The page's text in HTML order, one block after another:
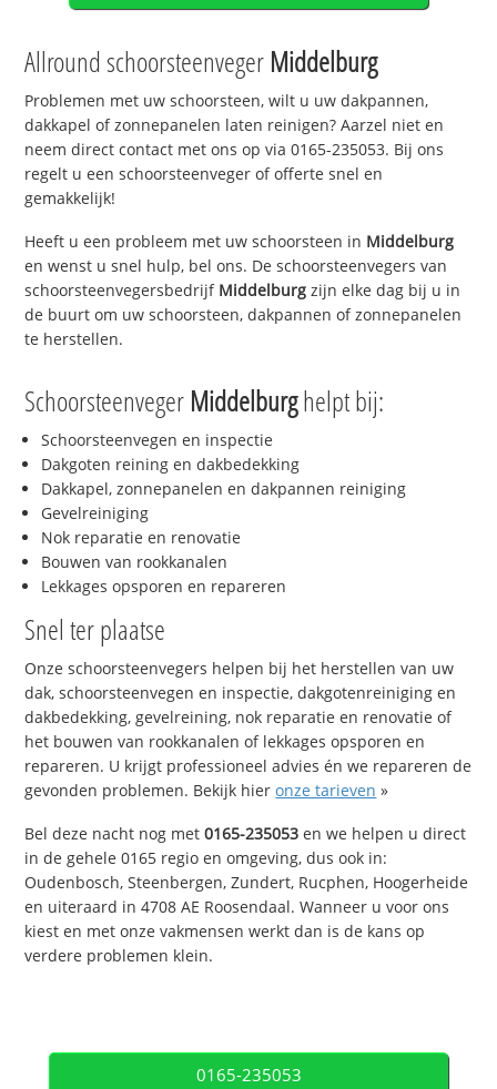
Allround schoorsteenveger Middelburg
Problemen met uw schoorsteen, wilt u uw dakpannen,
dakkapel of zonnepanelen laten reinigen? Aarzel niet en
neem direct contact met ons op via 0165-235053. Bij ons
regelt u een schoorsteenveger of offerte snel en
gemakkelijk!
Heeft u een probleem met uw schoorsteen in Middelburg
en wenst u snel hulp, bel ons. De schoorsteenvegers van
schoorsteenvegersbedrijf Middelburg zijn elke dag bij u in
de buurt om uw schoorsteen, dakpannen of zonnepanelen
te herstellen.
Schoorsteenveger Middelburghelpt bij:
Schoorsteenvegen en inspectie
Dakgoten reining en dakbedekking
Dakkapel, zonnepanelen en dakpannen reiniging
Gevelreiniging
Nok reparatie en renovatie
Bouwen van rookkanalen
Lekkages opsporen en repareren
Snel ter plaatse
Onze schoorsteenvegers helpen bij het herstellen van uw
dak, schoorsteenvegen en inspectie, dakgotenreiniging en
dakbedekking, gevelreining, nok reparatie en renovatie of
het bouwen van rookkanalen of lekkages opsporen en
repareren. U krijgt professioneel advies én we repareren de
gevonden problemen. Bekijk hieronze tarieven »
Bel deze nacht nog met0165-235053 en we helpen u direct
in de gehele 0165 regio en omgeving, dus ook in:
Oudenbosch, Steenbergen, Zundert, Rucphen, Hoogerheide
en uiteraard in 4708 AE Roosendaal. Wanneer u voor ons
kiest en met onze vakmensen werkt dan is de kans op
verdere problemen klein.
0165-235053